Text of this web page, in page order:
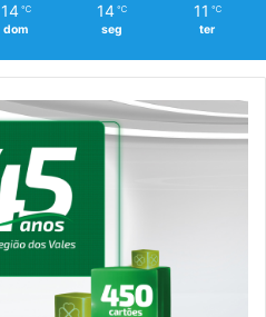
14 ℃
dom
14 ℃
seg
11 ℃
ter